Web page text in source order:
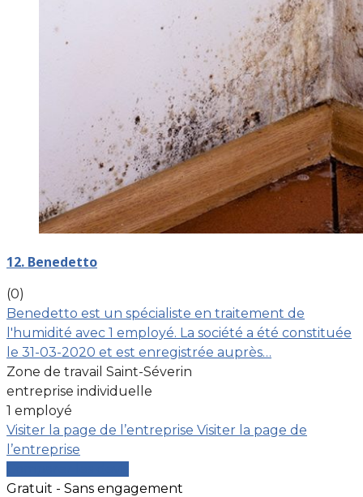
12. Benedetto
(0)
Benedetto est un spécialiste en traitement de
l'humidité avec 1 employé. La société a été constituée
le 31-03-2020 et est enregistrée auprès…
Zone de travail Saint-Séverin
entreprise individuelle
1 employé
Visiter la page de l’entreprise Visiter la page de
l’entreprise
Gratuit - Sans engagement